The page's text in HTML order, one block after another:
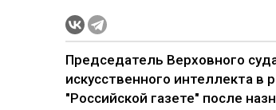
Председатель Верховного
искусственного интеллекта
"Российской газете" после